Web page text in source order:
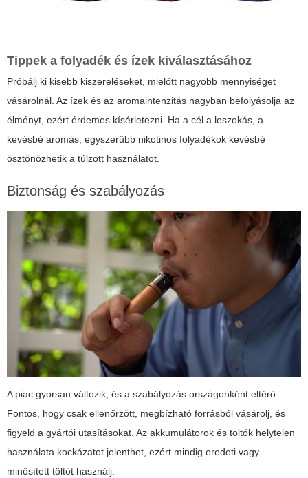
Tippek a folyadék és ízek kiválasztásához
Próbálj ki kisebb kiszereléseket, mielőtt nagyobb mennyiséget
vásárolnál. Az ízek és az aromaintenzitás nagyban befolyásolja az
élményt, ezért érdemes kísérletezni. Ha a cél a leszokás, a
kevésbé aromás, egyszerűbb nikotinos folyadékok kevésbé
ösztönözhetik a túlzott használatot.
Biztonság és szabályozás
A piac gyorsan változik, és a szabályozás országonként eltérő.
Fontos, hogy csak ellenőrzött, megbízható forrásból vásárolj, és
figyeld a gyártói utasításokat. Az akkumulátorok és töltők helytelen
használata kockázatot jelenthet, ezért mindig eredeti vagy
minősített töltőt használj.